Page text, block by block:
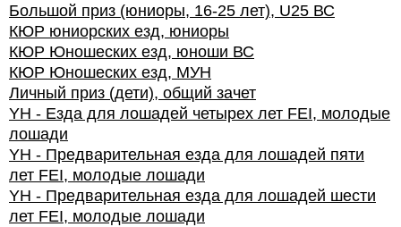
Большой приз (юниоры, 16-25 лет), U25 ВС
КЮР юниорских езд, юниоры
КЮР Юношеских езд, юноши ВС
КЮР Юношеских езд, МУН
Личный приз (дети), общий зачет
YH - Езда для лошадей четырех лет FEI, молодые
лошади
YH - Предварительная езда для лошадей пяти
лет FEI, молодые лошади
YH - Предварительная езда для лошадей шести
лет FEI, молодые лошади